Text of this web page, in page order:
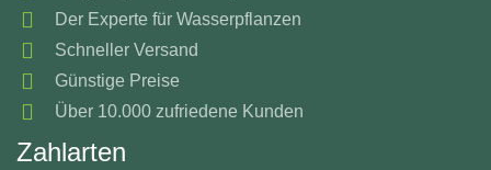
Der Experte für Wasserpflanzen
Schneller Versand
Günstige Preise
Über 10.000 zufriedene Kunden
Zahlarten